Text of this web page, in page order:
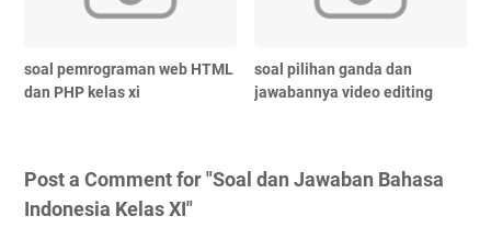
soal pemrograman web HTML
dan PHP kelas xi
soal pilihan ganda dan
jawabannya video editing
Post a Comment for "Soal dan Jawaban Bahasa
Indonesia Kelas XI"